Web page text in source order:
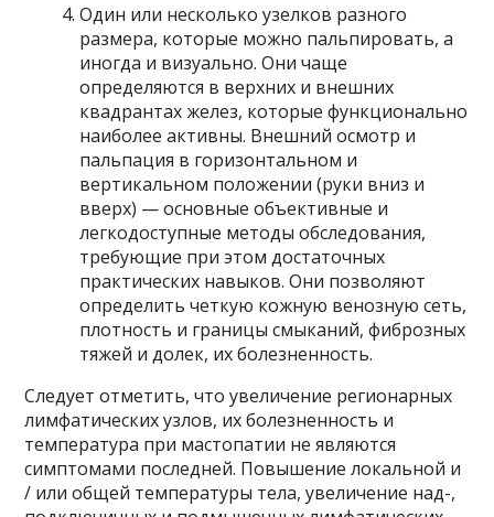
Один или несколько узелков разного
размера, которые можно пальпировать, а
иногда и визуально. Они чаще
определяются в верхних и внешних
квадрантах желез, которые функционально
наиболее активны. Внешний осмотр и
пальпация в горизонтальном и
вертикальном положении (руки вниз и
вверх) — основные объективные и
легкодоступные методы обследования,
требующие при этом достаточных
практических навыков. Они позволяют
определить четкую кожную венозную сеть,
плотность и границы смыканий, фиброзных
тяжей и долек, их болезненность.
Следует отметить, что увеличение регионарных
лимфатических узлов, их болезненность и
температура при мастопатии не являются
симптомами последней. Повышение локальной и
/ или общей температуры тела, увеличение над-,